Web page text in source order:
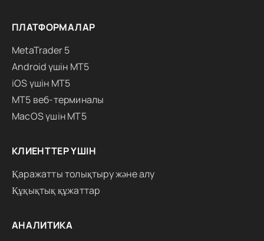
ПЛАТФОРМАЛАР
MetaTrader 5
Android үшін MT5
iOS үшін MT5
MT5 веб-терминалы
MacOS үшін MT5
КЛИЕНТТЕР ҮШІН
Қаражатты толықтыру және алу
Құқықтық құжаттар
АНАЛИТИКА